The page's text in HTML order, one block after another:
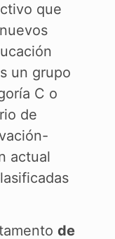
que
un grupo
C o
de
actual
de